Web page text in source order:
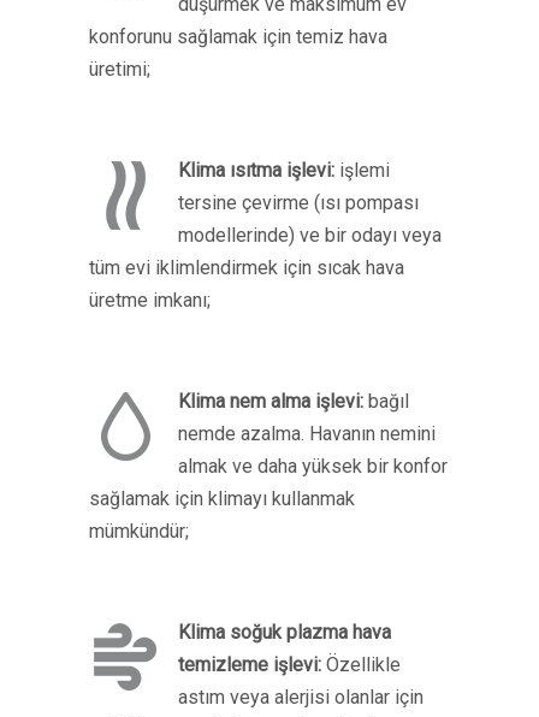
konforunu sağlamak için temiz hava
üretimi;
Klima ısıtma işlevi: işlemi
tersine çevirme (ısı pompası
modellerinde) ve bir odayı veya
tüm evi iklimlendirmek için sıcak hava
üretme imkanı;
Klima nem alma işlevi: bağıl
nemde azalma. Havanın nemini
almak ve daha yüksek bir konfor
sağlamak için klimayı kullanmak
mümkündür;
Klima soğuk plazma hava
temizleme işlevi: Özellikle
astım veya alerjisi olanlar için